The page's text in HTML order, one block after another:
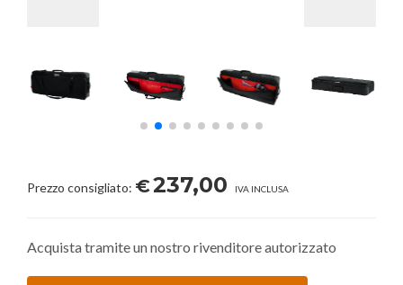
Prezzo consigliato: €237,00 IVA INCLUSA
Acquista tramite un nostro rivenditore autorizzato